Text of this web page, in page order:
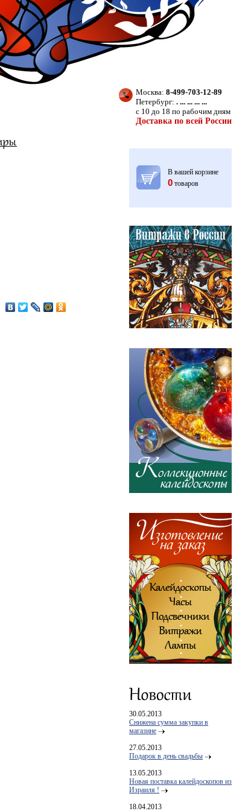
Москва:8-499-703-12-89
Петербург:. ... ... ... ...
с 10 до 18 по рабочим дням
Доставка по всей России
В вашей корзине
0 товаров
30.05.2013
Снижена сумма закупки в
магазине
27.05.2013
Подарок в день свадьбы
13.05.2013
Новая поставка калейдоскопов из
Израиля !
18.04.2013